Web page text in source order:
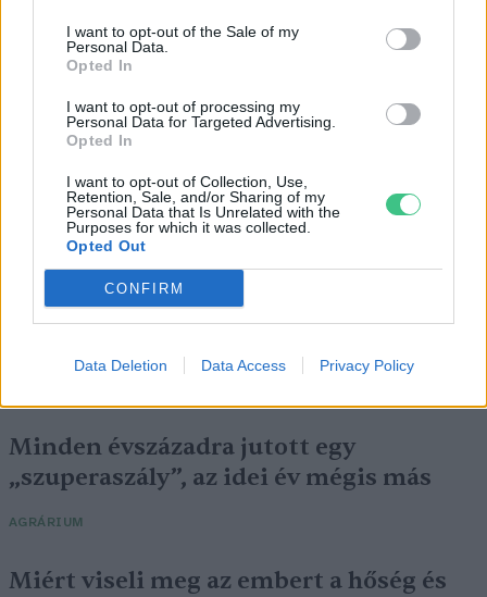
I want to opt-out of the Sale of my
Personal Data.
Opted In
I want to opt-out of processing my
Personal Data for Targeted Advertising.
Opted In
I want to opt-out of Collection, Use,
Retention, Sale, and/or Sharing of my
Personal Data that Is Unrelated with the
Purposes for which it was collected.
Opted Out
CONFIRM
Data Deletion Data Access Privacy Policy
Még Paks kiesését is áthidalhatná a
Minden évszázadra jutott egy
„szuperaszály”, az idei év mégis más
AGRÁRIUM
Miért viseli meg az embert a hőség és